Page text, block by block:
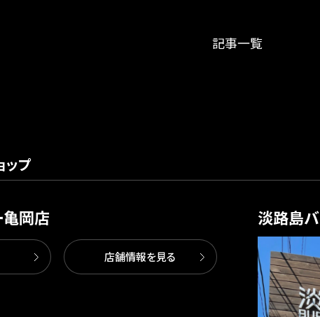
記事一覧
ップ
岡店
店舗情報を見る
淡路島